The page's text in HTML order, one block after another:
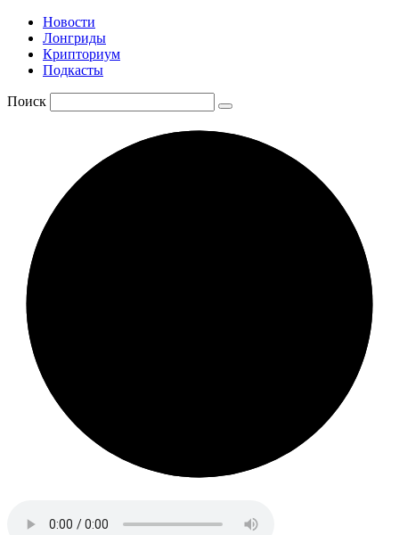
Новости
Лонгриды
Крипториум
Подкасты
Поиск